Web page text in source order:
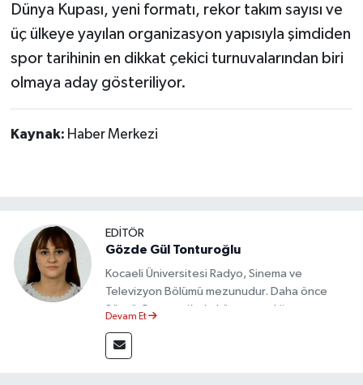
Dünya Kupası, yeni formatı, rekor takım sayısı ve
üç ülkeye yayılan organizasyon yapısıyla şimdiden
spor tarihinin en dikkat çekici turnuvalarından biri
olmaya aday gösteriliyor.
Kaynak: Haber Merkezi
EDİTÖR
Gözde Gül Tonturoğlu
Kocaeli Üniversitesi Radyo, Sinema ve
Televizyon Bölümü mezunudur. Daha önce
Sözcü Gazetesi’nde köşe yazarlığı yapmış ve
Devam Et